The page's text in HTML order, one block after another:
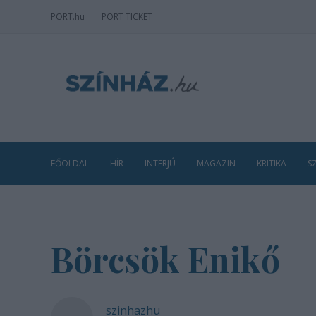
PORT.hu PORT TICKET
FŐOLDAL HÍR INTERJÚ MAGAZIN KRITIKA
Börcsök Enikő
szinhazhu